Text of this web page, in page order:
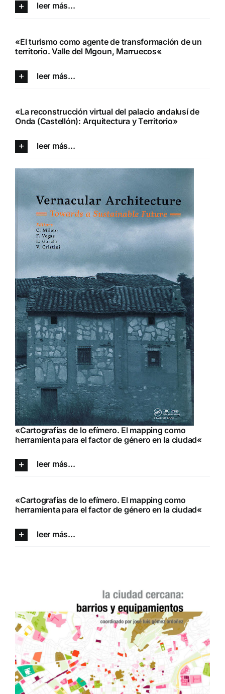
leer más...
«El turismo como agente de transformación de un
territorio. Valle del Mgoun, Marruecos«
leer más...
«La reconstrucción virtual del palacio andalusí de
Onda (Castellón): Arquitectura y Territorio»
leer más...
«Cartografías de lo efímero. El mapping como
herramienta para el factor de género en la ciudad«
leer más...
«Cartografías de lo efímero. El mapping como
herramienta para el factor de género en la ciudad«
leer más...